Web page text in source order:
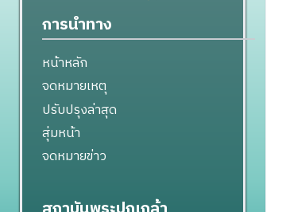
การนำทาง
หน้าหลัก
จดหมายเหตุ
ปรับปรุงล่าสุด
สุ่มหน้า
จดหมายข่าว